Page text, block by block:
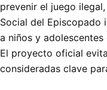
prevenir el juego
Social del Episcopado
a niños y
El proyecto oficial
consideradas clave